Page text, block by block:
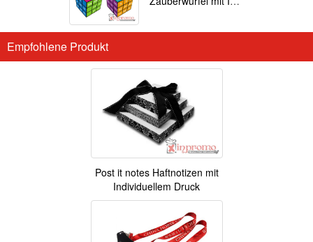
Empfohlene Produkt
Post it notes Haftnotizen mit
Individuellem Druck